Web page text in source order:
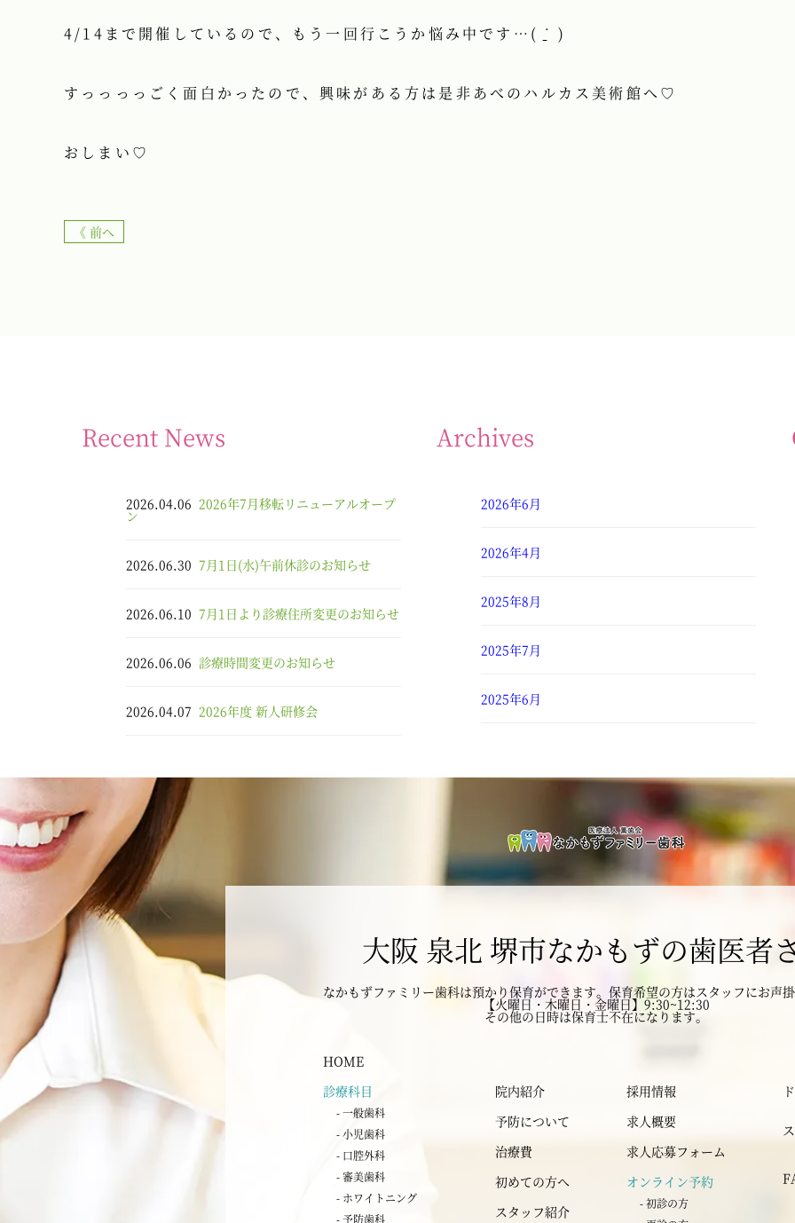
4/14まで開催しているので、もう一回行こうか悩み中です…( ᐝ̱ )
すっっっっごく面白かったので、興味がある方は是非あべのハルカス美術館へ♡
おしまい♡
《 前へ
Recent News
2026.04.06 2026年7月移転リニューアルオープ
ン
2026.06.30 7月1日(水)午前休診のお知らせ
2026.06.10 7月1日より診療住所変更のお知らせ
2026.06.06 診療時間変更のお知らせ
2026.04.07 2026年度 新人研修会
Archives
2026年6月
2026年4月
2025年8月
2025年7月
2025年6月
2025年2月
2024年12月
2024年11月
2024年9月
2024年7月
大阪 泉北 堺市なかもずの歯医者
なかもずファミリー歯科は預かり保育ができます。 保育希望の方はスタッフにお声
【火曜日・木曜日・金曜日】9:30~12:30
その他の日時は保育士不在になります。
HOME
診療科目
- 一般歯科
- 小児歯科
- 口腔外科
- 審美歯科
- ホワイトニング
- 予防歯科
院内紹介
予防について
治療費
初めての方へ
スタッフ紹介
採用情報
求人概要
求人応募フォーム
オンライン予約
- 初診の方